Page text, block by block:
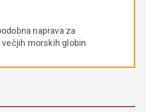
naprava za
morskih globin